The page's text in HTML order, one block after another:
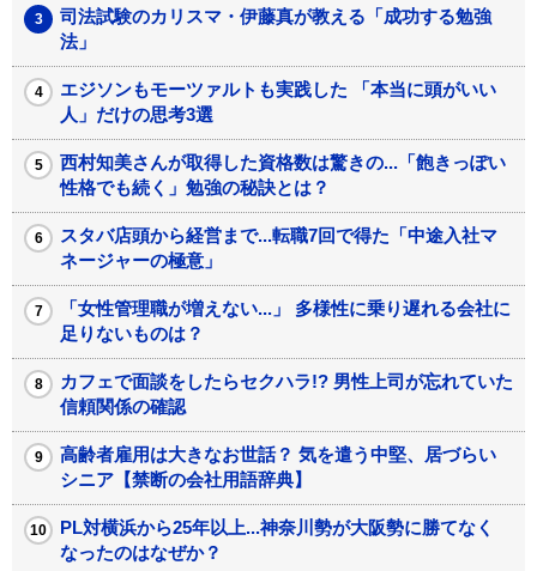
司法試験のカリスマ・伊藤真が教える「成功する勉強
法」
エジソンもモーツァルトも実践した 「本当に頭がいい
人」だけの思考3選
西村知美さんが取得した資格数は驚きの...「飽きっぽい
性格でも続く」勉強の秘訣とは？
スタバ店頭から経営まで...転職7回で得た「中途入社マ
ネージャーの極意」
「女性管理職が増えない...」 多様性に乗り遅れる会社に
足りないものは？
カフェで面談をしたらセクハラ!? 男性上司が忘れていた
信頼関係の確認
高齢者雇用は大きなお世話？ 気を遣う中堅、居づらい
シニア【禁断の会社用語辞典】
PL対横浜から25年以上...神奈川勢が大阪勢に勝てなく
なったのはなぜか？